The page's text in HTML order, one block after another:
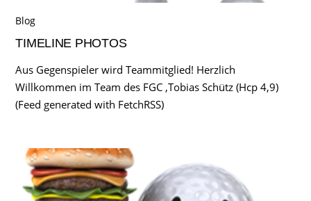
Blog
TIMELINE PHOTOS
Aus Gegenspieler wird Teammitglied! Herzlich
Willkommen im Team des FGC ,Tobias Schütz (Hcp 4,9)
(Feed generated with FetchRSS)